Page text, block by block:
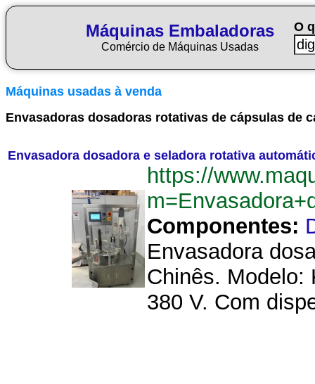
Máquinas Embaladoras
Comércio de Máquinas Usadas
O
Máquinas usadas à venda
Envasadoras dosadoras rotativas de cápsulas de
Envasadora dosadora e seladora rotativa
https://
Componentes:
Envasadora
Chinês. Modelo:
380 V. Com